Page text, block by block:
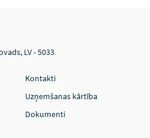
LV - 5033
Kontakti
Uzņemšanas kārtība
Dokumenti